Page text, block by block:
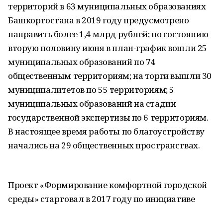
территорий в 63 муниципальных образованиях
Башкортостана в 2019 году предусмотрено
направить более 1,4 млрд рублей; по состоянию
вторую половину июня в план-график вошли 25
муниципальных образований по 74
общественным территориям; на торги вышли 30
муниципалитетов по 55 территориям; 5
муниципальных образований на стадии
государственной экспертизы по 6 территориям.
В настоящее время работы по благоустройству
начались на 29 общественных пространствах.
Проект «Формирование комфортной городской
среды» стартовал в 2017 году по инициативе